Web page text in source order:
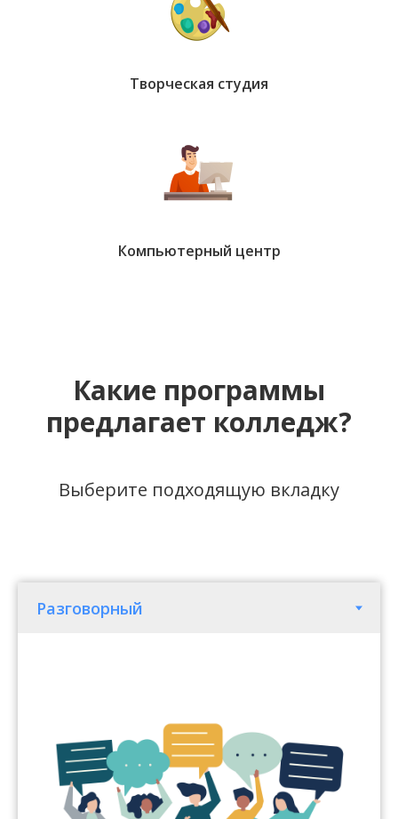
Творческая студия
Компьютерный центр
Какие программы
предлагает колледж?
Выберите подходящую вкладку